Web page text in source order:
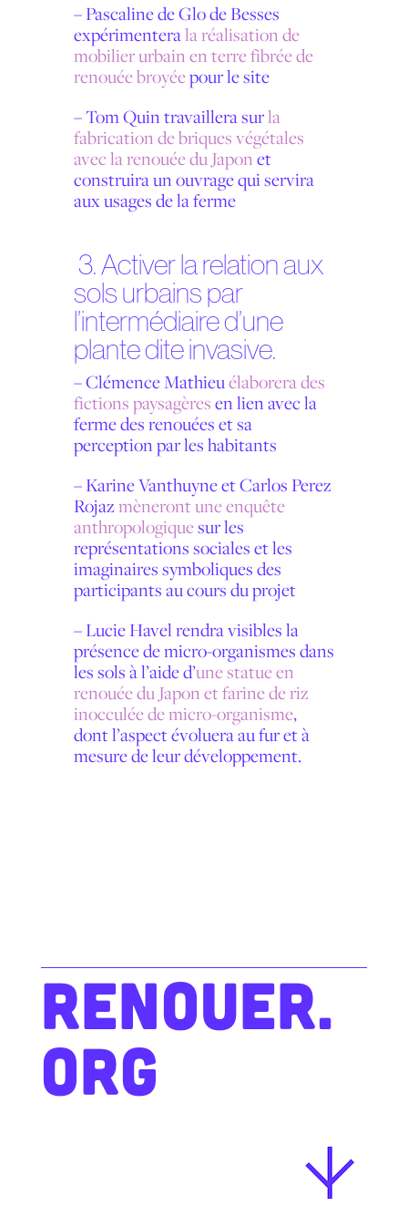
–Pascaline de Glo de Besses
expérimenterala réalisation de
mobilier urbain en terre fibrée de
renouée broyéepour le site
–Tom Quintravaillera surla
fabrication de briques végétales
avec la renouée du Japonet
construira un ouvrage qui servira
aux usages de la ferme
3. Activer la relation aux
sols urbains par
l’intermédiaire d’une
plante dite invasive.
– Clémence Mathieuélaborera des
fictions paysagèresen lien avec la
ferme des renouées et sa
perception par les habitants
–Karine Vanthuyne et Carlos Perez
Rojazmèneront une enquête
anthropologiquesur les
représentations sociales et les
imaginaires symboliques des
participants au cours du projet
–Lucie Havelrendra visibles la
présence de micro-organismes dans
les sols à l’aide d’une statue en
renouée du Japon et farine de riz
inocculée de micro-organisme,
dont l’aspect évoluera au fur et à
mesure de leur développement.
RENOUER.
ORG